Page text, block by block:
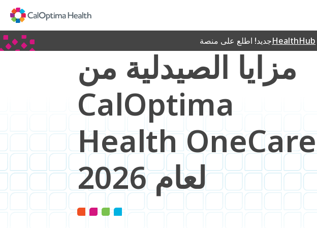
Content
جديد! اطلع على منصةHealthHub
مزايا الصيدلية من
CalOptima
Health OneCare
لعام 2026